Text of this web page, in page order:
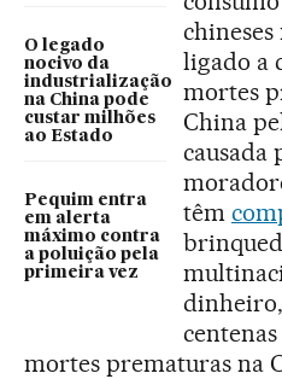
O legado
nocivo da
industrialização
na China pode
custar milhões
ao Estado
Pequim entra
em alerta
máximo contra
a poluição pela
primeira vez
chineses
ligado a
mortes
China
causada
têm
mortes prematuras na